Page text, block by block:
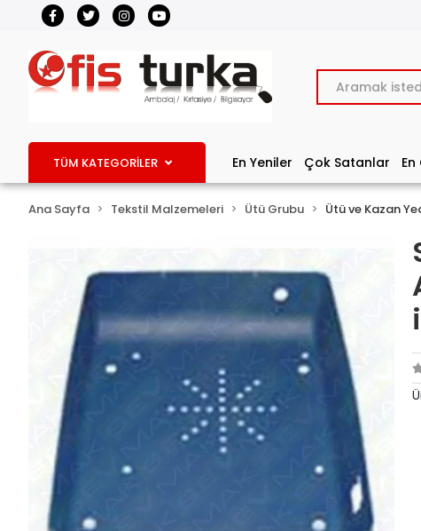
TÜM KATEGORİLER En Yeniler Çok Satanlar
Ana Sayfa Tekstil Malzemeleri Ütü Grubu Ütü ve Kazan